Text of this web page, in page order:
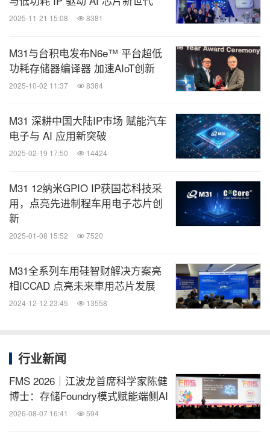
2025-11-21 15:08 8381
M31与台积电发布N6e™ 平台超低
功耗存储器编译器 加速AIoT创新
2025-10-02 11:37 8384
M31 深耕中国大陆IP市场 赋能汽车
电子与 AI 应用新突破
2025-02-19 17:50 14424
M31 12纳米GPIO IP获国芯科技采
用，点亮先进制程车用电子芯片创
新
2025-01-08 15:52 7520
M31全系列车用硅智财解决方案亮
相ICCAD 点亮未来車用芯片发展
2024-12-12 23:45 13558
行业新闻
FMS 2026｜江波龙首席科学家陈健
博士：存储Foundry模式赋能端侧AI
2026-08-07 16:41 594